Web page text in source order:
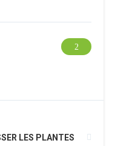
LES PLANTES